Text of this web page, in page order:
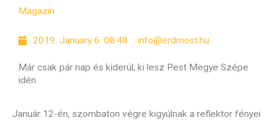
Magazin
2019. January 6. 08:48 info@erdmost.hu
Már csak pár nap és kiderül, ki lesz Pest Megye Szépe
idén
Január 12-én, szombaton végre kigyúlnak a reflektor fényei